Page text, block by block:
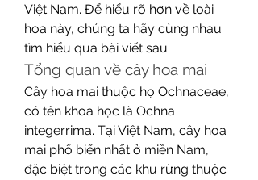
Việt Nam. Để hiểu rõ hơn về loài
hoa này, chúng ta hãy cùng nhau
tìm hiểu qua bài viết sau.
Tổng quan về cây hoa mai
Cây hoa mai thuộc họ Ochnaceae,
có tên khoa học là Ochna
integerrima. Tại Việt Nam, cây hoa
mai phổ biến nhất ở miền Nam,
đặc biệt trong các khu rừng thuộc